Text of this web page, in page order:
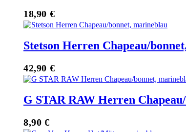
18,90 €
Stetson Herren Chapeau/
42,90 €
G STAR RAW Herren
8,90 €